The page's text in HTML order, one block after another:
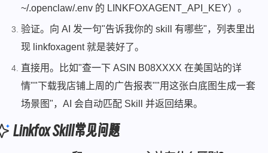
~/.openclaw/.env 的 LINKFOXAGENT_API_KEY）。
验证。向 AI 发一句"告诉我你的 skill 有哪些"，列表里出
现 linkfoxagent 就是装好了。
直接用。比如"查一下 ASIN B08XXXX 在美国站的详
情""下载我店铺上周的广告报表""用这张白底图生成一套
场景图"，AI 会自动匹配 Skill 并返回结果。
Linkfox Skill常见问题